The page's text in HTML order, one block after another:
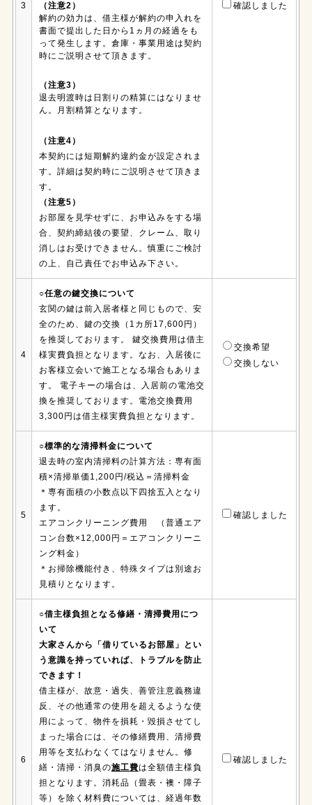
3
（注意2）
解約の効力は、借主様が解約の申入れを
書面で提出した日から1ヵ月の経過をも
って発生します。倉庫・事業用途は契約
時にご説明させて頂きます。
（注意3）
退去明渡時は日割りの精算にはなりませ
ん。月割精算となります。
（注意4）
本契約には短期解約違約金が設定されま
す。詳細は契約時にご説明させて頂きま
す。
（注意5）
お部屋を見学せずに、お申込みをする場
合、契約締結後の要望、クレーム、取り
消しはお受けできません。慎重にご検討
の上、自己責任でお申込み下さい。
確認しました
4
○任意の鍵交換について
玄関の鍵は前入居者様と同じもので、安
全のため、鍵の交換（1カ所17,600円）
を推奨しております。 鍵交換費用は借主
様実費負担となります。なお、入居後に
お客様立会いで施工となる場合もありま
す。 電子キーの場合は、入居前の電池交
換を推奨しております。電池交換費用
3,300円は借主様実費負担となります。
交換希望
交換しない
5
○標準的な清掃料金について
退去時の室内清掃料の計算方法：専有面
積×清掃単価1,200円/税込＝清掃料金
＊専有面積の小数点以下四捨五入となり
ます。
エアコンクリーニング費用 （普通エア
コン台数×12,000円＝エアコンクリーニ
ング料金）
＊お掃除機能付き、特殊タイプは別途お
見積りとなります。
確認しました
6
○借主様負担となる修繕・清掃費用につ
いて
大家さんから「借りているお部屋」とい
う意識を持っていれば、トラブルを防止
できます！
借主様が、故意・過失、善管注意義務違
反、その他通常の使用を超えるような使
用によって、物件を損耗・毀損させてし
まった場合には、その修繕費用、清掃費
用等を支払わなくてはなりません。修
繕・清掃・消臭の施工費は全額借主様負
担となります。消耗品（畳表・襖・障子
等）を除く材料費については、経過年数
確認しました